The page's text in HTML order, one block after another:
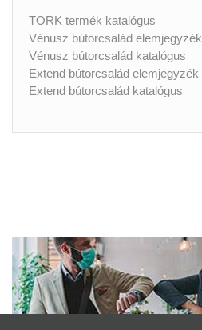
TORK termék katalógus
Vénusz bútorcsalád elemjegyzék
Vénusz bútorcsalád katalógus
Extend bútorcsalád elemjegyzék
Extend bútorcsalád katalógus